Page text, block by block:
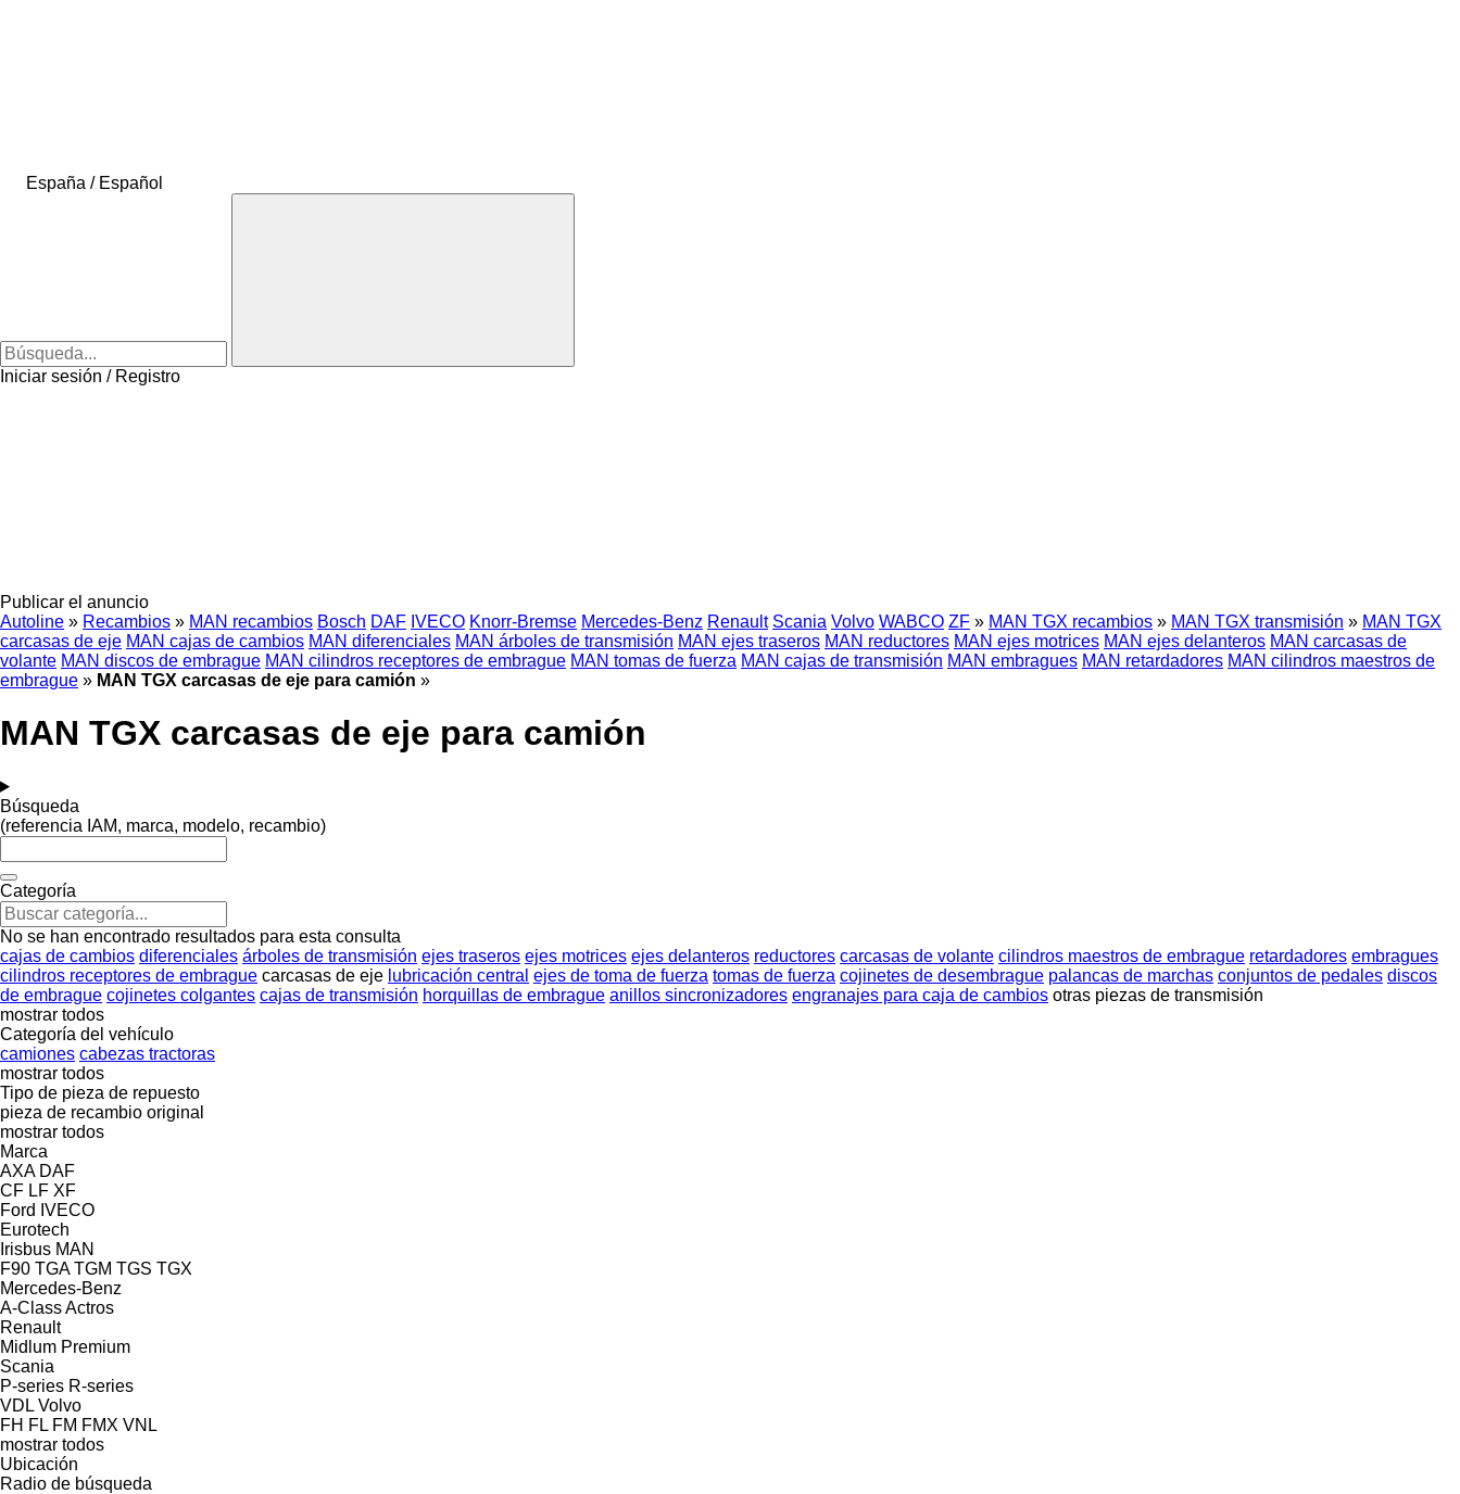
España / Español
Iniciar sesión / Registro
Publicar el anuncio
Autoline » Recambios » MAN recambios Bosch DAF IVECO Knorr-Bremse Mercedes-Benz Renault Scania Volvo WABCO ZF » MAN TGX recambios » MAN TGX transmisión » MAN TGX
carcasas de eje MAN cajas de cambios MAN diferenciales MAN árboles de transmisión MAN ejes traseros MAN reductores MAN ejes motrices MAN ejes delanteros MAN carcasas de
volante MAN discos de embrague MAN cilindros receptores de embrague MAN tomas de fuerza MAN cajas de transmisión MAN embragues MAN retardadores MAN cilindros maestros de
embrague » MAN TGX carcasas de eje para camión »
MAN TGX carcasas de eje para camión
Búsqueda
(referencia IAM, marca, modelo, recambio)
Categoría
No se han encontrado resultados para esta consulta
cajas de cambios diferenciales árboles de transmisión ejes traseros ejes motrices ejes delanteros reductores carcasas de volante cilindros maestros de embrague retardadores embragues
cilindros receptores de embrague carcasas de eje lubricación central ejes de toma de fuerza tomas de fuerza cojinetes de desembrague palancas de marchas conjuntos de pedales discos
de embrague cojinetes colgantes cajas de transmisión horquillas de embrague anillos sincronizadores engranajes para caja de cambios otras piezas de transmisión
mostrar todos
Categoría del vehículo
camiones cabezas tractoras
mostrar todos
Tipo de pieza de repuesto
pieza de recambio original
mostrar todos
Marca
AXA DAF
CF LF XF
Ford IVECO
Eurotech
Irisbus MAN
F90 TGA TGM TGS TGX
Mercedes-Benz
A-ClassActros
Renault
Midlum Premium
Scania
P-series R-series
VDL Volvo
FH FL FM FMX VNL
mostrar todos
Ubicación
Radio de búsqueda